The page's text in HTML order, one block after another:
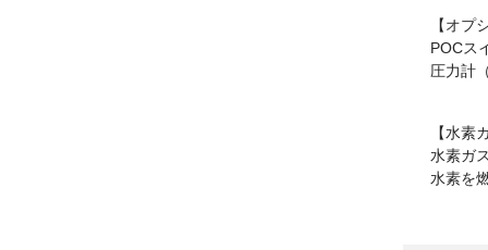
【オプ
POCス
圧力計
【水素
水素ガ
水素を